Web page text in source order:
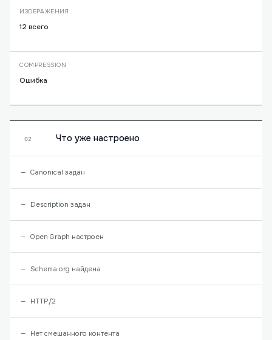
ИЗОБРАЖЕНИЯ
12 всего
COMPRESSION
Ошибка
02 Что уже настроено
Canonical задан
Description задан
Open Graph настроен
Schema.org найдена
HTTP/2
Нет смешанного контента